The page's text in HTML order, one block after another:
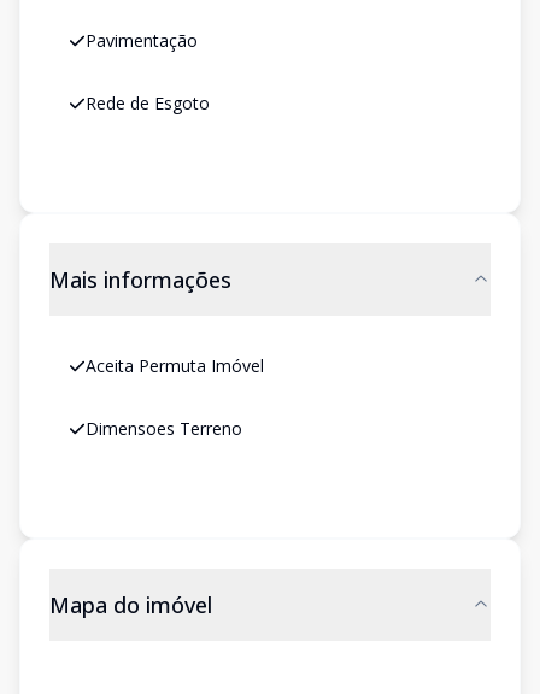
Pavimentação
Rede de Esgoto
Mais informações
Aceita Permuta Imóvel
Dimensoes Terreno
Mapa do imóvel